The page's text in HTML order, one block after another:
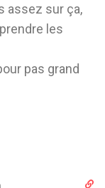
assez sur ça,
les
pas grand